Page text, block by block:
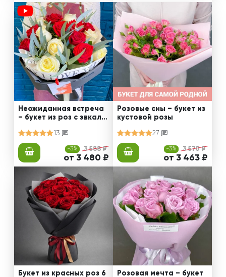
Неожиданная встреча
– букет из роз с эвкали
13
-3% 3 588 ₽
от 3 480 ₽
Розовые сны – букет из
кустовой розы
27
-3% 3 570 ₽
от 3 463 ₽
Букет из красных роз 6 Розовая мечта – букет